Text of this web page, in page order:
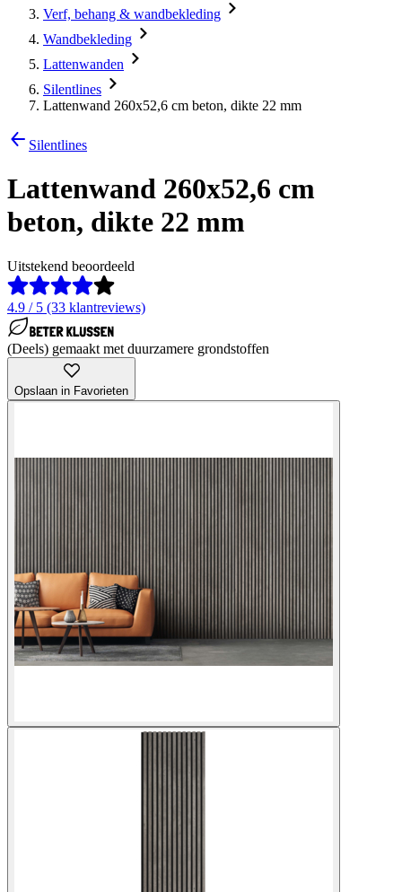
Verf, behang & wandbekleding
Wandbekleding
Lattenwanden
Silentlines
Lattenwand 260x52,6 cm beton, dikte 22 mm
Silentlines
Lattenwand 260x52,6 cm
beton, dikte 22 mm
Uitstekend beoordeeld
4.9 / 5 (33 klantreviews)
(Deels) gemaakt met duurzamere grondstoffen
Opslaan in Favorieten